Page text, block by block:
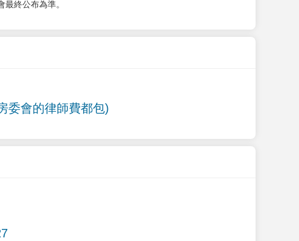
終公布為準。
委會的律師費都包)